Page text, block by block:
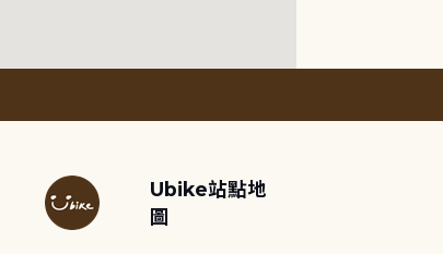
Ubike站點地
圖